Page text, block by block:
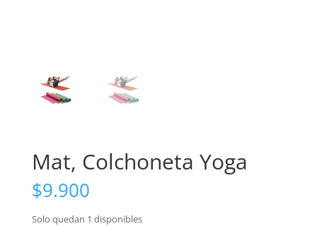
Mat, Colchoneta Yoga
$9.900
Solo quedan 1 disponibles